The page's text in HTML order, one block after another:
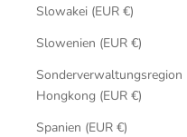
Slowakei (EUR €)
Slowenien (EUR €)
Sonderverwaltungsregion
Hongkong (EUR €)
Spanien (EUR €)